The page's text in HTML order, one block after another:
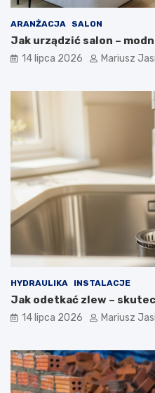
ARANŻACJA SALON
Jak urządzić salon –
14 lipca 2026 Mariusz
HYDRAULIKA INSTALACJE
Jak odetkać zlew –
14 lipca 2026 Mariusz